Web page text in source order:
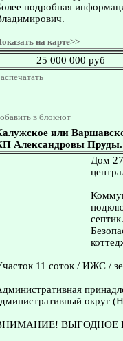
подробная
на карте>>
25 000 000 руб
в блокнот
или
Александровы Пруды.
Дом
11 соток / ИЖС /
округ
ВЫГОДНОЕ